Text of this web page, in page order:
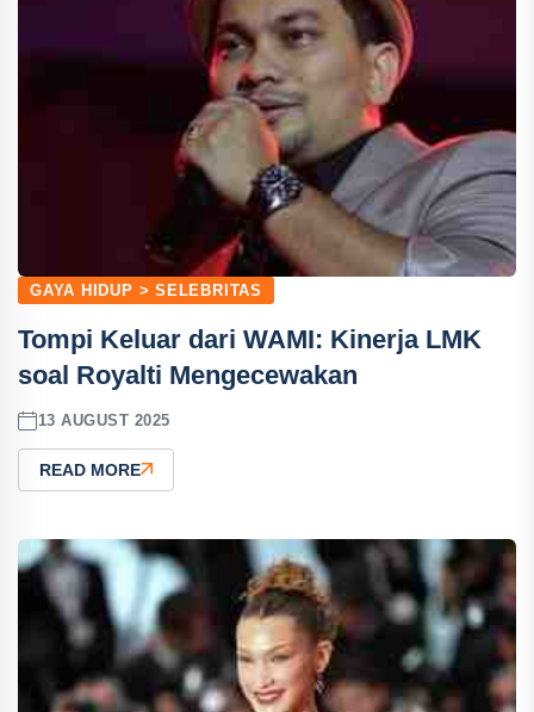
GAYA HIDUP > SELEBRITAS
Tompi Keluar dari WAMI: Kinerja LMK
soal Royalti Mengecewakan
13 AUGUST 2025
READ MORE